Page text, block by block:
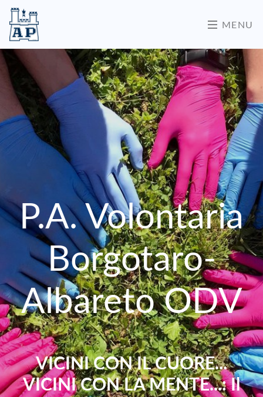
MENU
P.A. Volontaria
Borgotaro-
Albareto ODV
VICINI CON IL CUORE...
VICINI CON LA MENTE...: Il